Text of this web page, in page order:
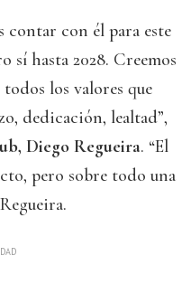
contar con él para este
sí hasta 2028. Creemos
los valores que
dedicación, lealtad”,
Diego Regueira. “El
pero sobre todo una